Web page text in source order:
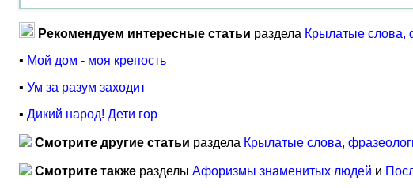
Рекомендуем интересные статьи раздела Крылатые слова,
▪ Мой дом - моя крепость
▪ Ум за разум заходит
▪ Дикий народ! Дети гор
Смотрите другие статьи раздела Крылатые слова,
Смотрите также разделы Афоризмы знаменитых людей и